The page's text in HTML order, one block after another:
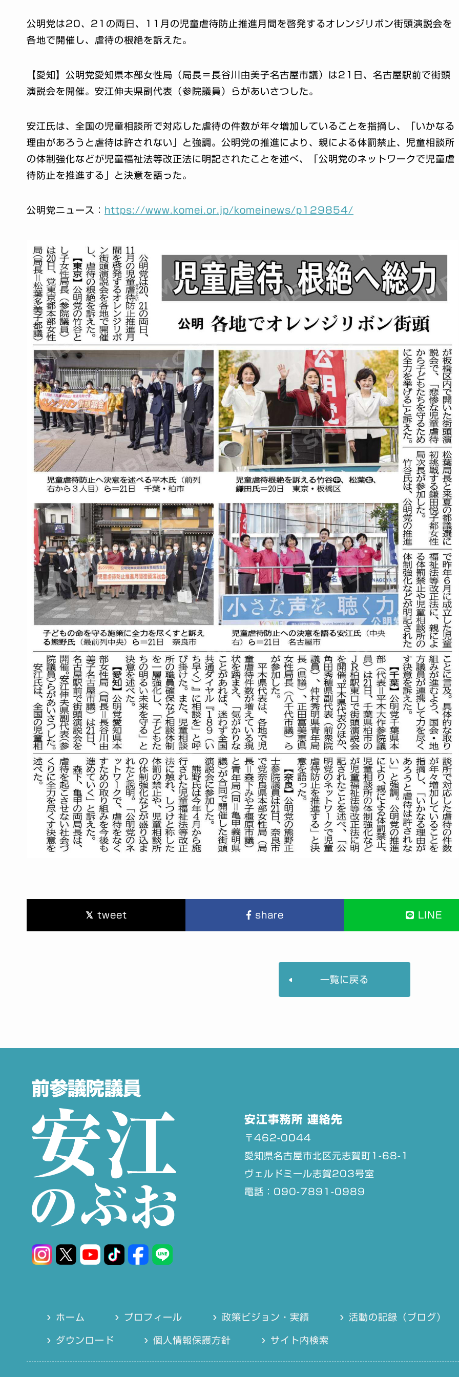
公明党は20、21の両日、11月の児童虐待防止推進月間を啓発するオレンジリボン街頭演説会を
各地で開催し、虐待の根絶を訴えた。
【愛知】公明党愛知県本部女性局（局長＝長谷川由美子名古屋市議）は21日、名古屋駅前で街頭
演説会を開催。安江伸夫県副代表（参院議員）らがあいさつした。
安江氏は、全国の児童相談所で対応した虐待の件数が年々増加していることを指摘し、「いかなる
理由があろうと虐待は許されない」と強調。公明党の推進により、親による体罰禁止、児童相談所
の体制強化などが児童福祉法等改正法に明記されたことを述べ、「公明党のネットワークで児童虐
待防止を推進する」と決意を語った。
公明党ニュース： https://www.komei.or.jp/komeinews/p129854/
tweet share LINE
一覧に戻る
安江事務所 連絡先
〒462-0044
愛知県名古屋市北区元志賀町1-68-1
ヴェルドミール志賀203号室
電話：090-7891-0989
ホーム プロフィール 政策ビジョン・実績 活動の記録（ブログ）
ダウンロード 個人情報保護方針 サイト内検索